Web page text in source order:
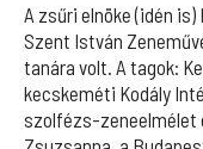
A zsűri elnöke (idén
Szent István
tanára volt. A tagok:
kecskeméti Kodály
szolfézs-zeneelmélet